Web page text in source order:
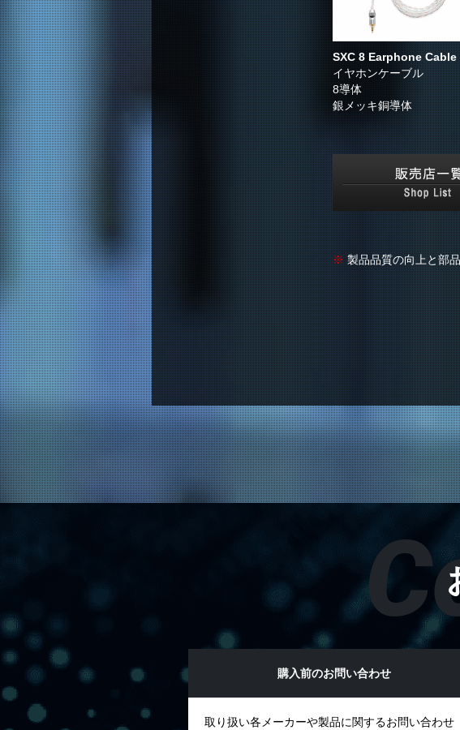
SXC 8 Earphone Cable
イヤホンケーブル
8導体
銀メッキ銅導体
※製品品質の向上と部
購入前のお問い合わせ
取り扱い各メーカーや製品に関するお問い合わせ